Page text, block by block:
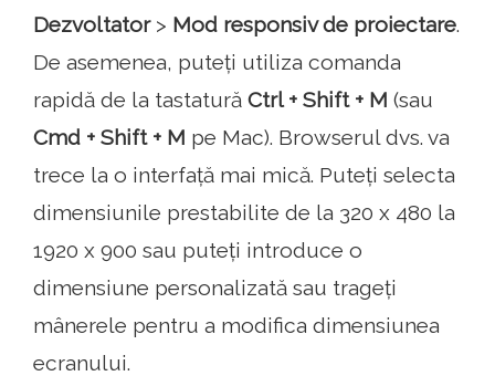
Dezvoltator > Mod responsiv de proiectare.
De asemenea, puteți utiliza comanda
rapidă de la tastatură Ctrl + Shift + M (sau
Cmd + Shift + M pe Mac). Browserul dvs. va
trece la o interfață mai mică. Puteți selecta
dimensiunile prestabilite de la 320 x 480 la
1920 x 900 sau puteți introduce o
dimensiune personalizată sau trageți
mânerele pentru a modifica dimensiunea
ecranului.